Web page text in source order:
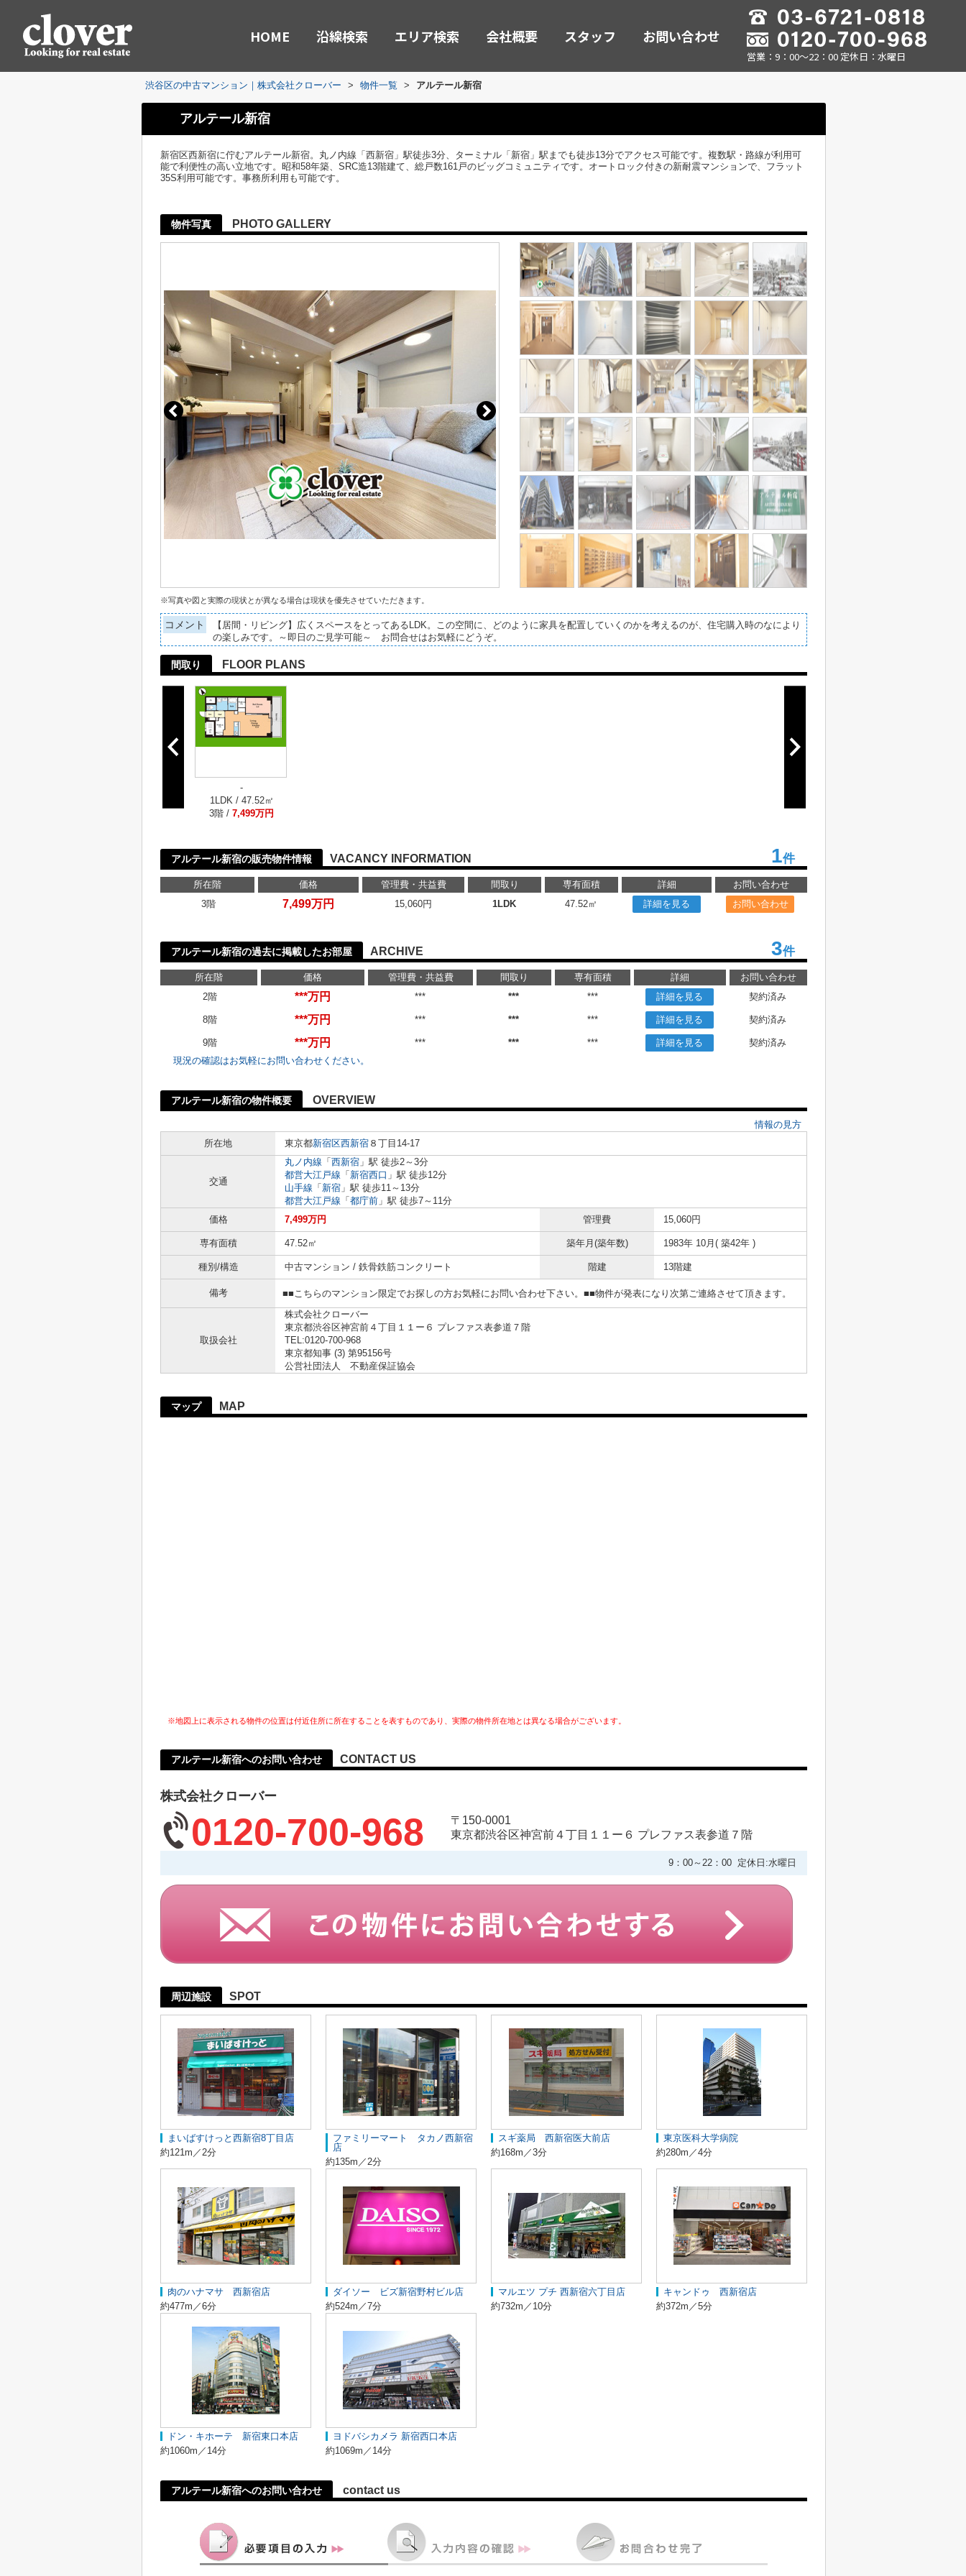
HOME 沿線検索 エリア検索 会社概要 スタッフ お問い合わせ
営業：9：00～22：00 定休日：水曜日
渋谷区の中古マンション｜株式会社クローバー > 物件一覧 > アルテール新宿
アルテール新宿
新宿区西新宿に佇むアルテール新宿。丸ノ内線「西新宿」駅徒歩3分、ターミナル「新宿」駅までも徒歩13分でアクセス可能です。複数駅・路線が利用可
能で利便性の高い立地です。昭和58年築、SRC造13階建て、総戸数161戸のビッグコミュニティです。オートロック付きの新耐震マンションで、フラット
35S利用可能です。事務所利用も可能です。
物件写真 PHOTO GALLERY
※写真や図と実際の現状とが異なる場合は現状を優先させていただきます。
コメント
【居間・リビング】広くスペースをとってあるLDK。この空間に、どのように家具を配置していくのかを考えるのが、住宅購入時のなにより
の楽しみです。～即日のご見学可能～ お問合せはお気軽にどうぞ。
間取り FLOOR PLANS
-
1LDK / 47.52㎡
3階 / 7,499万円
アルテール新宿の販売物件情報 VACANCY INFORMATION 1件
所在階 価格 管理費・共益費 間取り 専有面積 詳細
お問い合わせ
3階
7,499万円 15,060円 1LDK 47.52㎡ 詳細を見る お問い合わせ
アルテール新宿の過去に掲載したお部屋 ARCHIVE 3件
所在階 価格 管理費・共益費 間取り 専有面積 詳細
お問い合わせ
2階
***万円 *** *** *** 詳細を見る 契約済み
8階 ***万円 *** *** *** 詳細を見る 契約済み
9階 ***万円 *** *** *** 詳細を見る
契約済み
現況の確認はお気軽にお問い合わせください。
アルテール新宿の物件概要 OVERVIEW
情報の見方
所在地
東京都新宿区西新宿 ８丁目14-17
交通
丸ノ内線 「 西新宿 」駅 徒歩2～3分
都営大江戸線 「 新宿西口 」駅 徒歩12分
山手線 「 新宿 」駅 徒歩11～13分
都営大江戸線 「 都庁前 」駅 徒歩7～11分
価格
7,499万円 管理費 15,060円
専有面積 47.52㎡ 築年月(築年数) 1983年 10月( 築42年 )
種別/構造 中古マンション / 鉄骨鉄筋コンクリート 階建 13階建
備考 ■■こちらのマンション限定でお探しの方お気軽にお問い合わせ下さい。■■物件が発表になり次第ご連絡させて頂きます。
取扱会社
株式会社クローバー
東京都渋谷区神宮前４丁目１１ー６ プレファス表参道７階
TEL:0120-700-968
東京都知事 (3) 第95156号
公営社団法人 不動産保証協会
マップ MAP
※地図上に表示される物件の位置は付近住所に所在することを表すものであり、実際の物件所在地とは異なる場合がございます。
アルテール新宿へのお問い合わせ CONTACT US
株式会社クローバー
0120-700-968
〒150-0001
東京都渋谷区神宮前４丁目１１ー６ プレファス表参道７階
9：00～22：00 定休日:水曜日
周辺施設 SPOT
まいばすけっと西新宿8丁目店
約121m／2分
ファミリーマート タカノ西新宿
店
約135m／2分
スギ薬局 西新宿医大前店
約168m／3分
東京医科大学病院
約280m／4分
肉のハナマサ 西新宿店
約477m／6分
ダイソー ビズ新宿野村ビル店
約524m／7分
マルエツ プチ 西新宿六丁目店
約732m／10分
キャンドゥ 西新宿店
約372m／5分
ドン・キホーテ 新宿東口本店
約1060m／14分
ヨドバシカメラ 新宿西口本店
約1069m／14分
アルテール新宿へのお問い合わせ contact us